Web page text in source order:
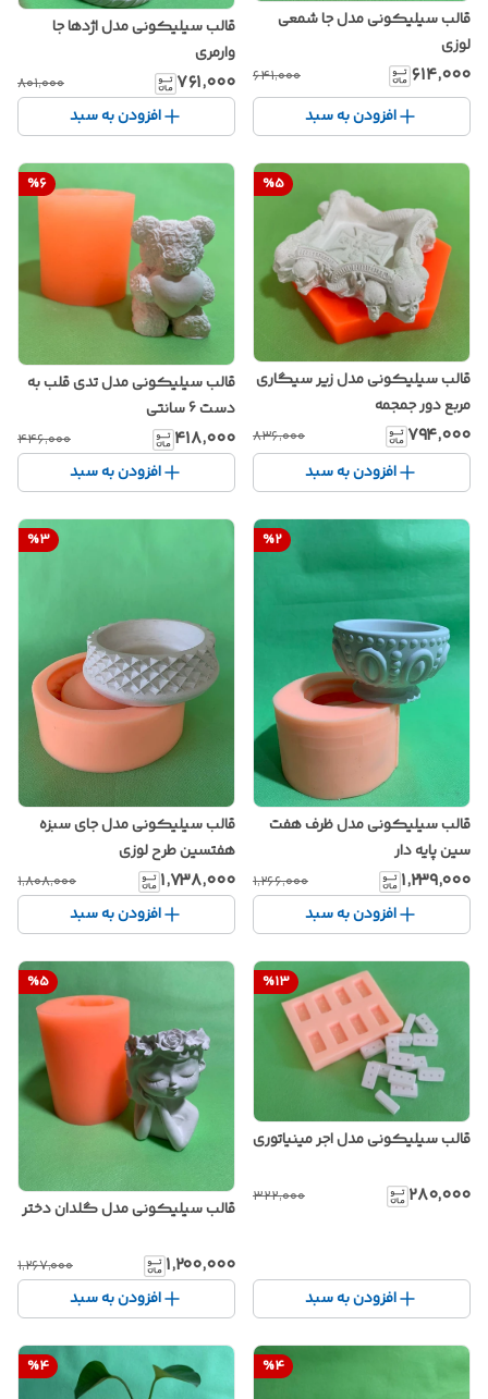
قالب سیلیکونی مدل جا شمعی
لوزی
۶۱۴٬۰۰۰ ۶۴۱٬۰۰۰
افزودن به سبد
قالب سیلیکونی مدل اژدها جا
وارمری
۷۶۱٬۰۰۰ ۸۰۱٬۰۰۰
افزودن به سبد
%5
قالب سیلیکونی مدل زیر سیگاری
مربع دور جمجمه
۷۹۴٬۰۰۰ ۸۳۶٬۰۰۰
افزودن به سبد
%6
قالب سیلیکونی مدل تدی قلب به
دست 6 سانتی
۴۱۸٬۰۰۰ ۴۴۶٬۰۰۰
افزودن به سبد
%2
قالب سیلیکونی مدل ظرف هفت
سین پایه دار
۱٬۲۳۹٬۰۰۰ ۱٬۲۶۶٬۰۰۰
افزودن به سبد
%3
قالب سیلیکونی مدل جای سبزه
هفتسین طرح لوزی
۱٬۷۳۸٬۰۰۰ ۱٬۸۰۸٬۰۰۰
افزودن به سبد
%13
قالب سیلیکونی مدل اجر مینیاتوری
۲۸۰٬۰۰۰ ۳۲۲٬۰۰۰
افزودن به سبد
%5
قالب سیلیکونی مدل گلدان دختر
۱٬۲۰۰٬۰۰۰ ۱٬۲۶۷٬۰۰۰
افزودن به سبد
%4
%4